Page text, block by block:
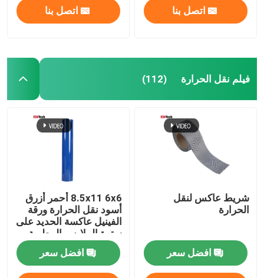
اتصل بنا اتصل بنا
فيلم نقل الحرارة (112)
شريط عاكس لنقل
الحرارة
افضل سعر
8.5x11 6x6 أحمر أزرق
أسود نقل الحرارة ورقة
الفينيل عاكسة الحديد على
سترة الملابس البيطرية
افضل سعر